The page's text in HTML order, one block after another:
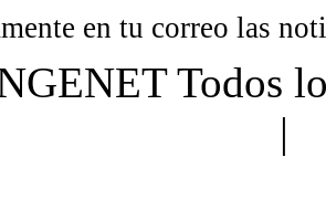
en tu correo las
Todos
|